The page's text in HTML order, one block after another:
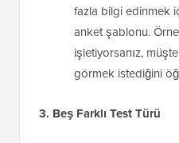
fazla bilgi edinmek
anket şablonu.
işletiyorsanız,
görmek istediğini
3. Beş Farklı Test Türü